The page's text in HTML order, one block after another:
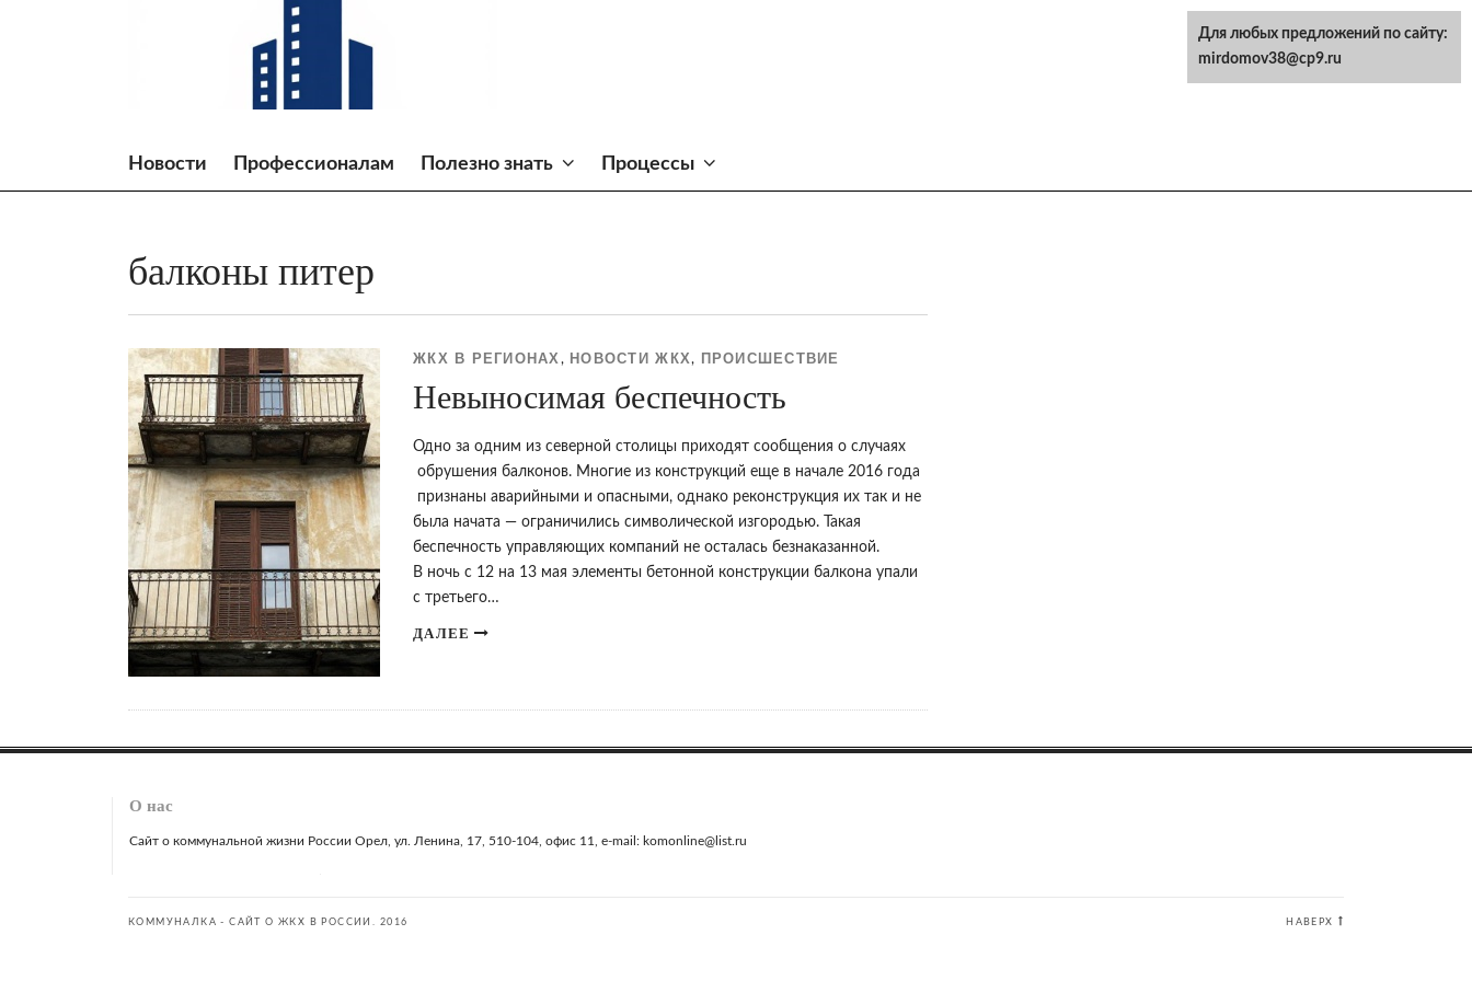
Новости Профессионалам Полезно знать Процессы
балконы питер
ЖКХ В РЕГИОНАХ, НОВОСТИ ЖКХ, ПРОИСШЕСТВИЕ
Невыносимая беспечность
Одно за одним из северной столицы приходят сообщения о случаях
обрушения балконов. Многие из конструкций еще в начале 2016 года
признаны аварийными и опасными, однако реконструкция их так и не
была начата — ограничились символической изгородью. Такая
беспечность управляющих компаний не осталась безнаказанной.
В ночь с 12 на 13 мая элементы бетонной конструкции балкона упали
с третьего…
ДАЛЕЕ
О нас
Сайт о коммунальной жизни России Орел, ул. Ленина, 17, 510-104, офис 11, e-mail: komonline@list.ru
КОММУНАЛКА - САЙТ О ЖКХ В РОССИИ. 2016 НАВЕРХ
Для любых предложений по сайту:
mirdomov38@cp9.ru